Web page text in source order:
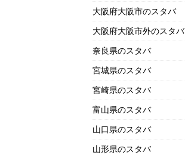
大阪府大阪市のスタバ
大阪府大阪市外のスタバ
奈良県のスタバ
宮城県のスタバ
宮崎県のスタバ
富山県のスタバ
山口県のスタバ
山形県のスタバ